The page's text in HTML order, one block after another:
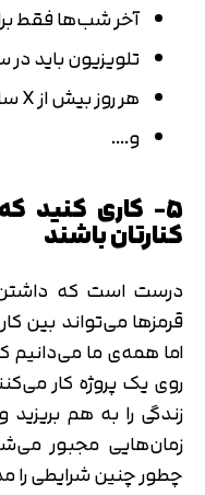
آخر شب‌ها فقط
تلویزیون باید
هر روز بیش از X ساعت کار نمی‌کنم.
و….
۵- کاری کنید
کنارتان باشند
درست است که
قرمزها می‌تواند بین
اما همه‌ی ما می‌دانیم
روی یک پروژه کار
زندگی را به هم
زمان‌هایی مجبور
چطور چنین شرایطی را